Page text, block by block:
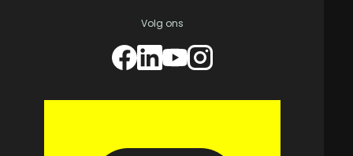
Volg ons